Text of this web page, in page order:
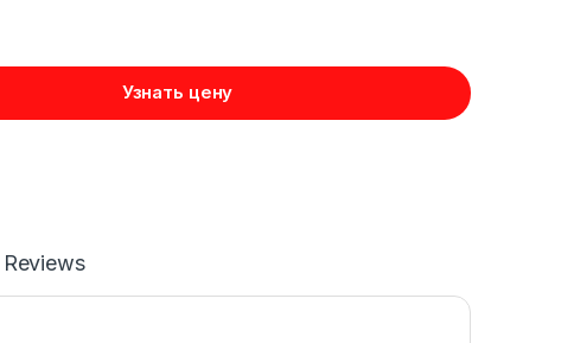
Узнать цену
Reviews